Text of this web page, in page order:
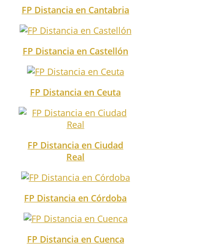
FP Distancia en Cantabria
FP Distancia en Castellón
FP Distancia en Ceuta
FP Distancia en Ciudad
Real
FP Distancia en Córdoba
FP Distancia en Cuenca